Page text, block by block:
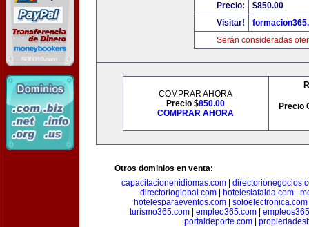
Precio:
$850.00
Visitar!
Serán consideradas
COMPRAR AHORA
Precio $850.00
COMPRAR AHORA
Precio
Otros dominios en venta:
capacitacionenidiomas.com|
directorioglobal.com
hoteleslafalda.com
hotelesparaeventos.com
soloelectronica.com
turismo365.com| empleo365.com|
portaldeporte.com|